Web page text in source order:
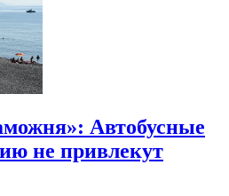
Автобусные
не привлекут